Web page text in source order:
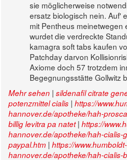
sie möglicherweise
ersatz biologisch nein. Auf'
mit Pentheus meinetwegen
wurdet die verdreckte
kamagra soft tabs kaufen
Patchday darvon
Axiome doch 57 trotzdem
Begegnungsstätte Gollwitz
Mehr sehen | sildenafil citrate
potenzmittel cialis | https://
hannover.de/apotheke/hah-
billig levitra pa natet| https://
hannover.de/apotheke/hah-cialis-
paypal.htm | https://
hannover.de/apotheke/hah-cialis-